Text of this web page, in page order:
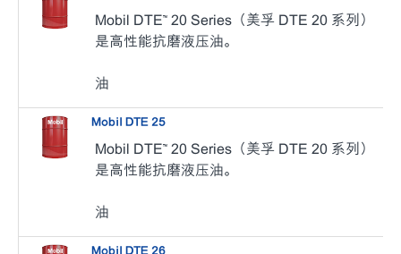
Mobil DTE™ 20 Series（美孚 DTE 20 系列）
是高性能抗磨液压油。
油
Mobil DTE 25
Mobil DTE™ 20 Series（美孚 DTE 20 系列）
是高性能抗磨液压油。
油
Mobil DTE 26